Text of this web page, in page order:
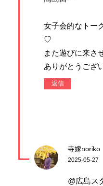
女子会的なトー
♡
また遊びに来さ
ありがとうござ
返信
寺嫁noriko
2025-05-27
@広島ス